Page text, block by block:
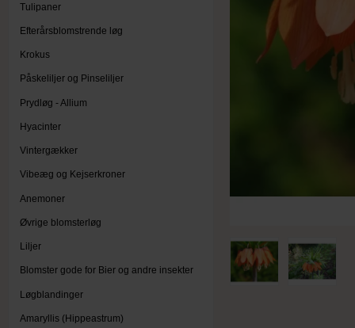
Tulipaner
Efterårsblomstrende løg
Krokus
Påskeliljer og Pinseliljer
Prydløg - Allium
Hyacinter
Vintergækker
Vibeæg og Kejserkroner
Anemoner
Øvrige blomsterløg
Liljer
Blomster gode for Bier og andre insekter
Løgblandinger
Amaryllis (Hippeastrum)